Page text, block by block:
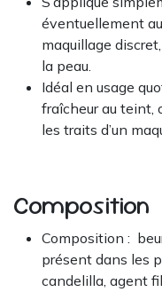
éventuellement
maquillage
la peau.
Idéal en usage
fraîcheur au teint,
les traits d’un
Composition
Composition :
présent dans les
candelilla, agent